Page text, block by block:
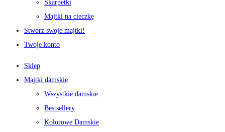
Skarpetki
Majtki na cieczkę
Stwórz swoje majtki!
Twoje konto
Sklep
Majtki damskie
Wszystkie damskie
Bestsellery
Kolorowe Damskie